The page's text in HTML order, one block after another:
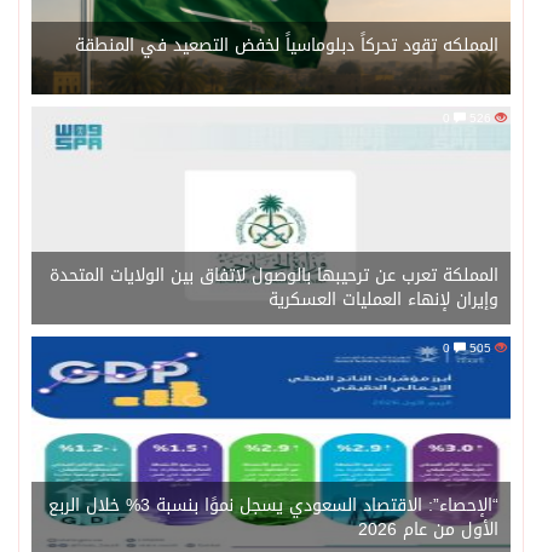
المملكه تقود تحركاً دبلوماسياً لخفض التصعيد في المنطقة
526
المملكة تعرب عن ترحيبها بالوصول لاتفاق بين الولايات المتحدة
وإيران لإنهاء العمليات العسكرية
505
“الإحصاء”: الاقتصاد السعودي يسجل نموًا بنسبة 3% خلال الربع
الأول من عام 2026